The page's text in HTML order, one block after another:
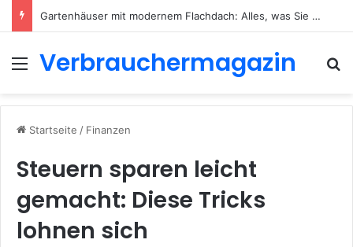
Gartenhäuser mit modernem Flachdach: Alles, was Sie 2026 wissen müssen
Menü
Verbrauchermagazin
Startseite / Finanzen
Steuern sparen leicht
gemacht: Diese Tricks
lohnen sich